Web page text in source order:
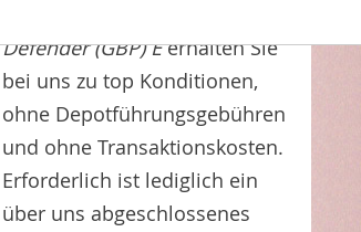
Defender (GBP) Eerhalten Sie
bei uns zu top Konditionen,
ohne Depotführungsgebühren
und ohne Transaktionskosten.
Erforderlich ist lediglich ein
über uns abgeschlossenes